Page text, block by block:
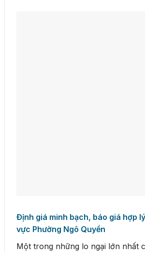
Định giá minh bạch, báo giá hợp
vực Phường Ngô Quyền
Một trong những lo ngại lớn nhất